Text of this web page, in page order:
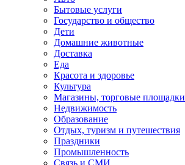
Бытовые услуги
Государство и общество
Дети
Домашние животные
Доставка
Еда
Красота и здоровье
Культура
Магазины, торговые площадки
Недвижимость
Образование
Отдых, туризм и путешествия
Праздники
Промышленность
Связь и СМИ